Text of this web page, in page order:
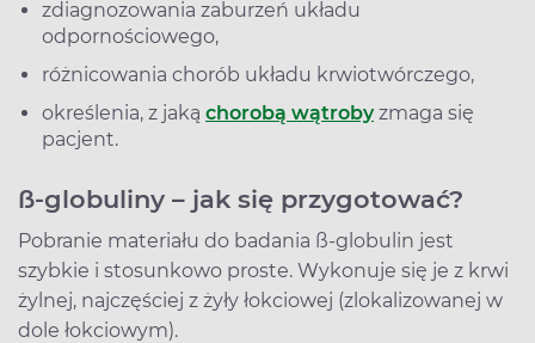
zdiagnozowania zaburzeń układu
odpornościowego,
różnicowania chorób układu krwiotwórczego,
określenia, z jaką chorobą wątrobyzmaga się
pacjent.
ß-globuliny – jak się przygotować?
Pobranie materiału do badania ß-globulin jest
szybkie i stosunkowo proste. Wykonuje się je z krwi
żylnej, najczęściej z żyły łokciowej (zlokalizowanej w
dole łokciowym).